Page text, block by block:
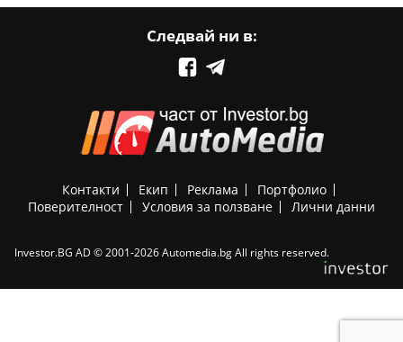
Следвай ни в:
Контакти Екип Реклама
Портфолио
Поверителност
Условия за ползване Лични данни
Investor.BG AD © 2001-2026 Automedia.bg All rights reserved.